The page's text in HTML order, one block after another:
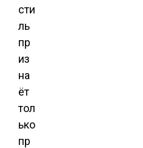
сти
ль
пр
из
на
ёт
тол
ько
пр